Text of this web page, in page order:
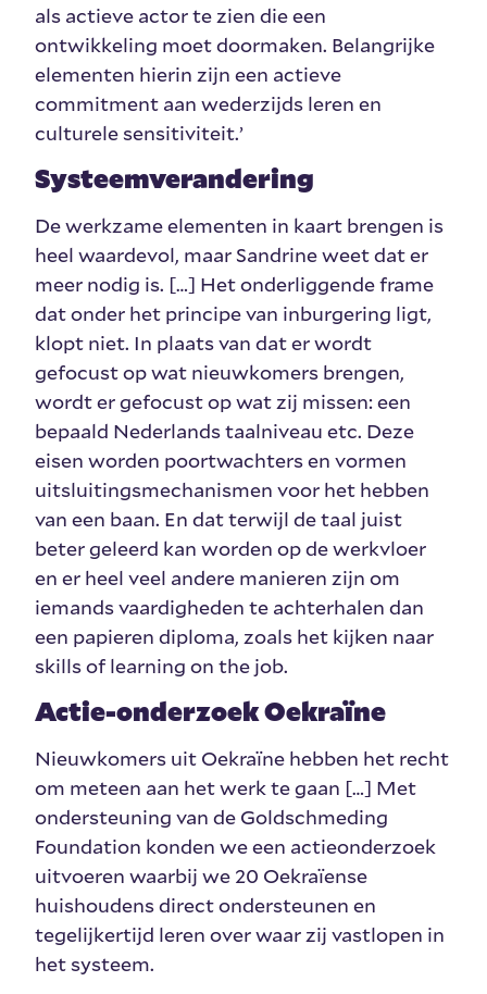
als actieve actor te zien die een
ontwikkeling moet doormaken. Belangrijke
elementen hierin zijn een actieve
commitment aan wederzijds leren en
culturele sensitiviteit.’
Systeemverandering
De werkzame elementen in kaart brengen is
heel waardevol, maar Sandrine weet dat er
meer nodig is. […] Het onderliggende frame
dat onder het principe van inburgering ligt,
klopt niet. In plaats van dat er wordt
gefocust op wat nieuwkomers brengen,
wordt er gefocust op wat zij missen: een
bepaald Nederlands taalniveau etc. Deze
eisen worden poortwachters en vormen
uitsluitingsmechanismen voor het hebben
van een baan. En dat terwijl de taal juist
beter geleerd kan worden op de werkvloer
en er heel veel andere manieren zijn om
iemands vaardigheden te achterhalen dan
een papieren diploma, zoals het kijken naar
skills of learning on the job.
Actie-onderzoek Oekraïne
Nieuwkomers uit Oekraïne hebben het recht
om meteen aan het werk te gaan […] Met
ondersteuning van de Goldschmeding
Foundation konden we een actieonderzoek
uitvoeren waarbij we 20 Oekraïense
huishoudens direct ondersteunen en
tegelijkertijd leren over waar zij vastlopen in
het systeem.